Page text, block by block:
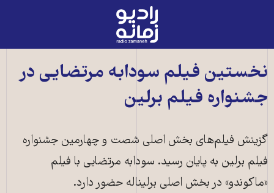
رادیو
زمانه
صفحه
اصلی
نخستین فیلم سودابه مرتضایی در
جشنواره فیلم برلین
گزینش فیلم‌های بخش اصلی شصت و چهارمین جشنواره
فیلم برلین به پایان رسید. سودابه مرتضایی با فیلم
«ماکوندو» در بخش اصلی برلیناله حضور دارد.
سودابه مرتضایی، فیلمساز ایرانی‌تبار اتریشی